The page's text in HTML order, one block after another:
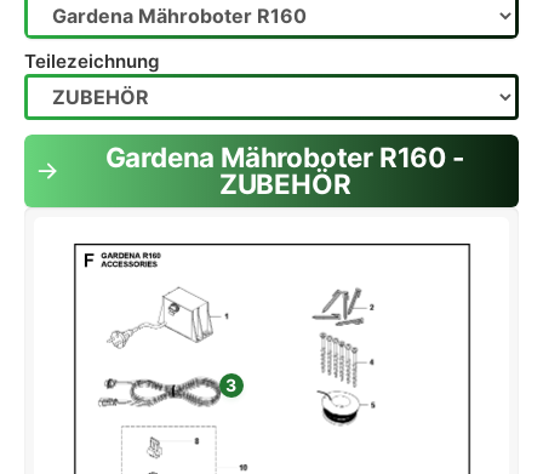
Gardena Mähroboter R160 -
ZUBEHÖR
3
Teilezeichnung